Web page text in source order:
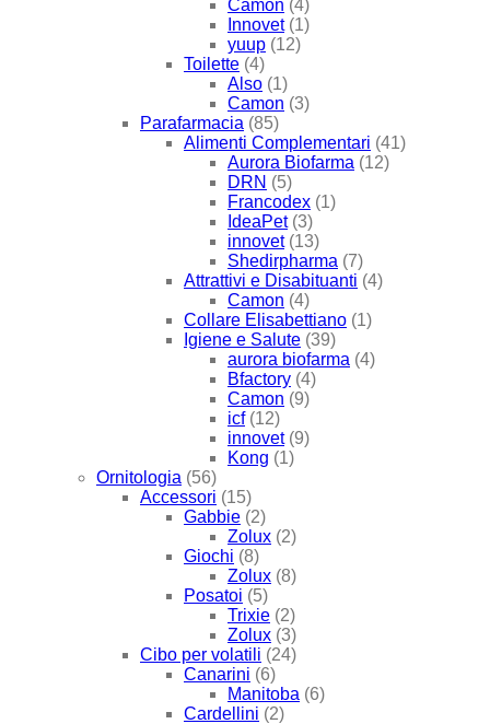
Camon (4)
Innovet (1)
yuup (12)
Toilette (4)
Also (1)
Camon (3)
Parafarmacia (85)
Alimenti Complementari (41)
Aurora Biofarma (12)
DRN (5)
Francodex (1)
IdeaPet (3)
innovet (13)
Shedirpharma (7)
Attrattivi e Disabituanti (4)
Camon (4)
Collare Elisabettiano (1)
Igiene e Salute (39)
aurora biofarma (4)
Bfactory (4)
Camon (9)
icf (12)
innovet (9)
Kong (1)
Ornitologia (56)
Accessori (15)
Gabbie (2)
Zolux (2)
Giochi (8)
Zolux (8)
Posatoi (5)
Trixie (2)
Zolux (3)
Cibo per volatili (24)
Canarini (6)
Manitoba (6)
Cardellini (2)